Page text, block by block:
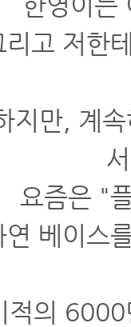
리고 저한
지만, 계
요즘은 "
연 베이스
적의